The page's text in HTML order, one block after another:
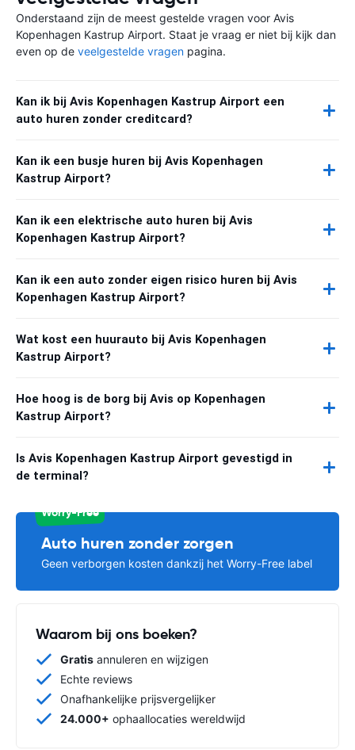
Onderstaand zijn de meest gestelde vragen voor Avis
Kopenhagen Kastrup Airport. Staat je vraag er niet bij kijk dan
even op de veelgestelde vragen pagina.
Kan ik bij Avis Kopenhagen Kastrup Airport een
auto huren zonder creditcard?
Kan ik een busje huren bij Avis Kopenhagen
Kastrup Airport?
Kan ik een elektrische auto huren bij Avis
Kopenhagen Kastrup Airport?
Kan ik een auto zonder eigen risico huren bij Avis
Kopenhagen Kastrup Airport?
Wat kost een huurauto bij Avis Kopenhagen
Kastrup Airport?
Hoe hoog is de borg bij Avis op Kopenhagen
Kastrup Airport?
Is Avis Kopenhagen Kastrup Airport gevestigd in
de terminal?
Worry-Free
Auto huren zonder zorgen
Geen verborgen kosten dankzij het Worry-Free label
Waarom bij ons boeken?
Gratis annuleren en wijzigen
Echte reviews
Onafhankelijke prijsvergelijker
24.000+ ophaallocaties wereldwijd